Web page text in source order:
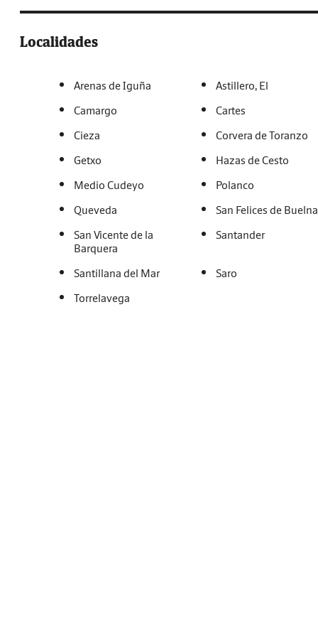
Localidades
Arenas de Iguña
Astillero, El
Camargo
Cartes
Cieza
Corvera de Toranzo
Getxo
Hazas de Cesto
Medio Cudeyo
Polanco
Queveda
San Felices de Buelna
San Vicente de la
Barquera
Santander
Santillana del Mar
Saro
Torrelavega